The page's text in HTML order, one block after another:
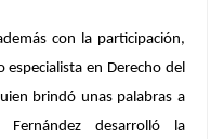
con la participación,
en Derecho del
brindó unas palabras a
Fernández desarrolló la